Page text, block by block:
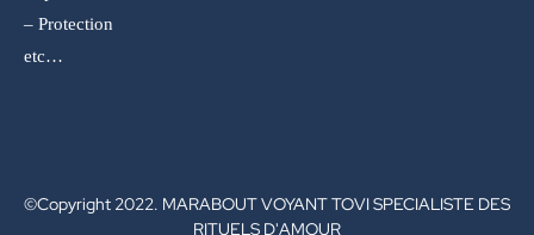
– Protection
etc…
©Copyright 2022. MARABOUT VOYANT TOVI SPECIALISTE DES
RITUELS D'AMOUR